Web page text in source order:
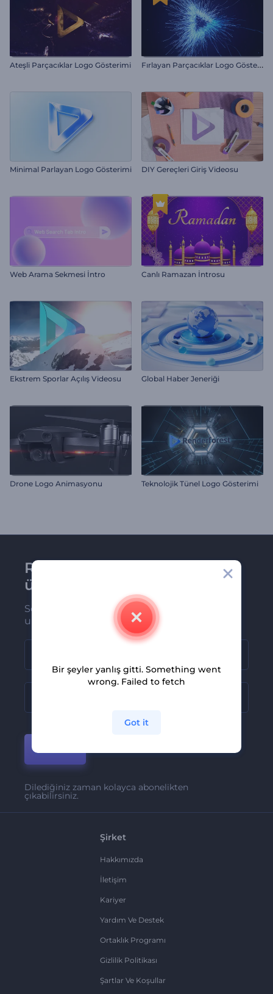
Ateşli Parçacıklar Logo Gösterimi F
ırlayan Parçacıklar Logo Gösterimi
Minimal Parlayan Logo Gösterimi DIY Gereçleri Giriş Videosu
Web Arama Sekmesi İntro Canlı Ramazan İntrosu
Ekstrem Sporlar Açılış Videosu Global Haber Jeneriği
Drone Logo Animasyonu Teknolojik Tünel Logo Gösterimi
Renderforest bültenine
üye olun
Son haber ve tekliflerimiz ilk olarak size
ulaşsın
Dilediğiniz zaman kolayca abonelikten
çıkabilirsiniz.
Şirket
Hakkımızda
İletişim
Kariyer
Yardım Ve Destek
Ortaklık Programı
Gizlilik Politikası
Şartlar Ve Koşullar
Bir şeyler yanlış gitti. Something went
wrong. Failed to fetch
Got it